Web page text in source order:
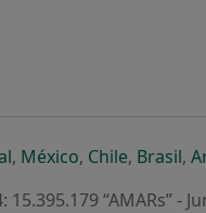
pestaña
una nueva pestaña
se abre en una nueva
, Méxicose abre en una
, Chilese abre
, Brasilse
,
“AMARs” -